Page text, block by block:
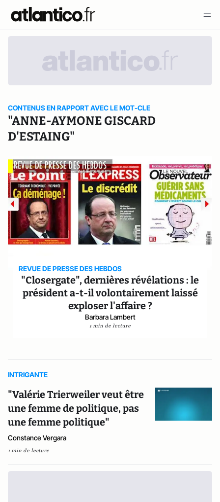
CONTENUS EN RAPPORT AVEC LE MOT-CLE
"ANNE-AYMONE GISCARD
D'ESTAING"
REVUE DE PRESSE DES HEBDOS
"Closergate", dernières révélations : le
président a-t-il volontairement laissé
exploser l'affaire ?
Barbara Lambert
1 min de lecture
INTRIGANTE
"Valérie Trierweiler veut être
une femme de politique, pas
une femme politique"
Constance Vergara
1 min de lecture